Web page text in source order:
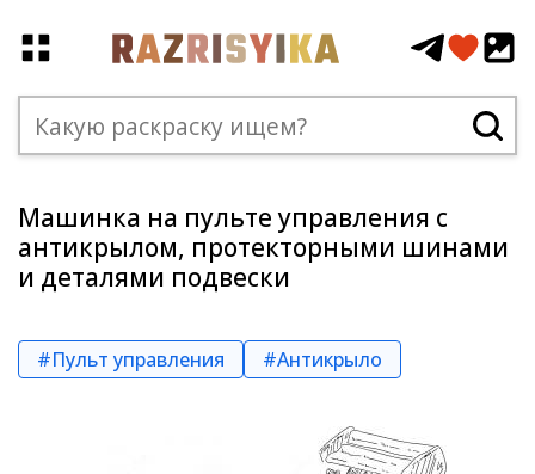
Машинка на пульте управления с
антикрылом, протекторными шинами
и деталями подвески
#Пульт управления #Антикрыло